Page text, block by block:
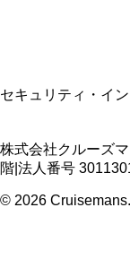
セキュリティ・イ
株式会社クルーズ
階 法人番号
© 2026 Cruisemans.